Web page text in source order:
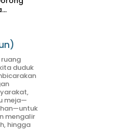
duduk
meja—
mengalir
hingga